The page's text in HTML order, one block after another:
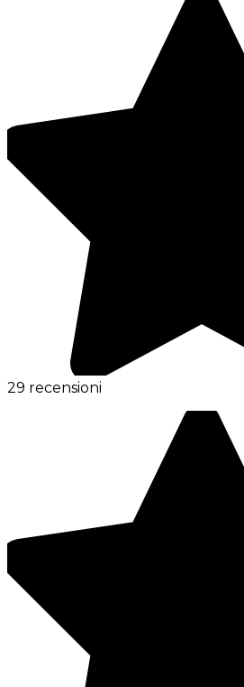
29 recensioni